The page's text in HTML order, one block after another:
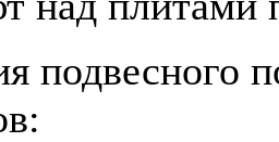
подвесного